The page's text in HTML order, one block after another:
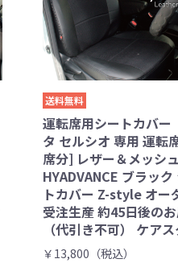
送料無料
運転席用シートカバー
タ セルシオ 専用 運転
席分] レザー＆メッシュ
HYADVANCE ブラック
トカバー Z-style オー
受注生産 約45日後の
（代引き不可） ケア
￥13,800（税込）